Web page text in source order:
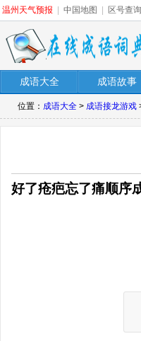
温州天气预报 中国地图 区号查询
成语大全 成语故事
位置： 成语大全 > 成语接龙游戏
好了疮疤忘了痛顺序